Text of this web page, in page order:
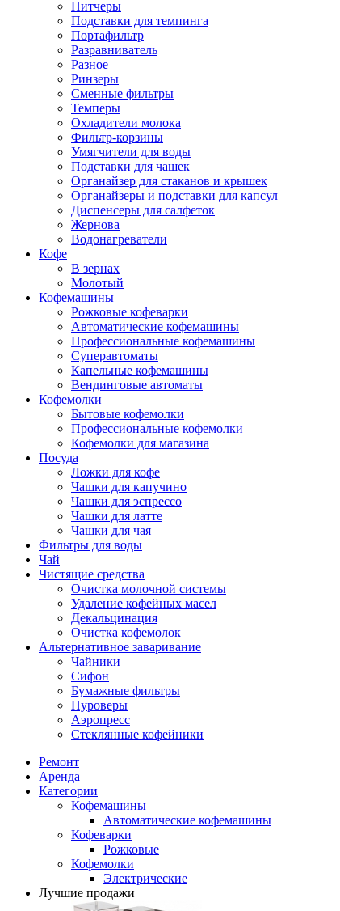
Питчеры
Подставки для темпинга
Портафильтр
Разравниватель
Разное
Ринзеры
Сменные фильтры
Темперы
Охладители молока
Фильтр-корзины
Умягчители для воды
Подставки для чашек
Органайзер для стаканов и крышек
Органайзеры и подставки для капсул
Диспенсеры для салфеток
Жернова
Водонагреватели
Кофе
В зернах
Молотый
Кофемашины
Рожковые кофеварки
Автоматические кофемашины
Профессиональные кофемашины
Суперавтоматы
Капельные кофемашины
Вендинговые автоматы
Кофемолки
Бытовые кофемолки
Профессиональные кофемолки
Кофемолки для магазина
Посуда
Ложки для кофе
Чашки для капучино
Чашки для эспрессо
Чашки для латте
Чашки для чая
Фильтры для воды
Чай
Чистящие средства
Очистка молочной системы
Удаление кофейных масел
Декальцинация
Очистка кофемолок
Альтернативное заваривание
Чайники
Сифон
Бумажные фильтры
Пуроверы
Аэропресс
Стеклянные кофейники
Ремонт
Аренда
Категории
Кофемашины
Автоматические кофемашины
Кофеварки
Рожковые
Кофемолки
Электрические
Лучшие продажи